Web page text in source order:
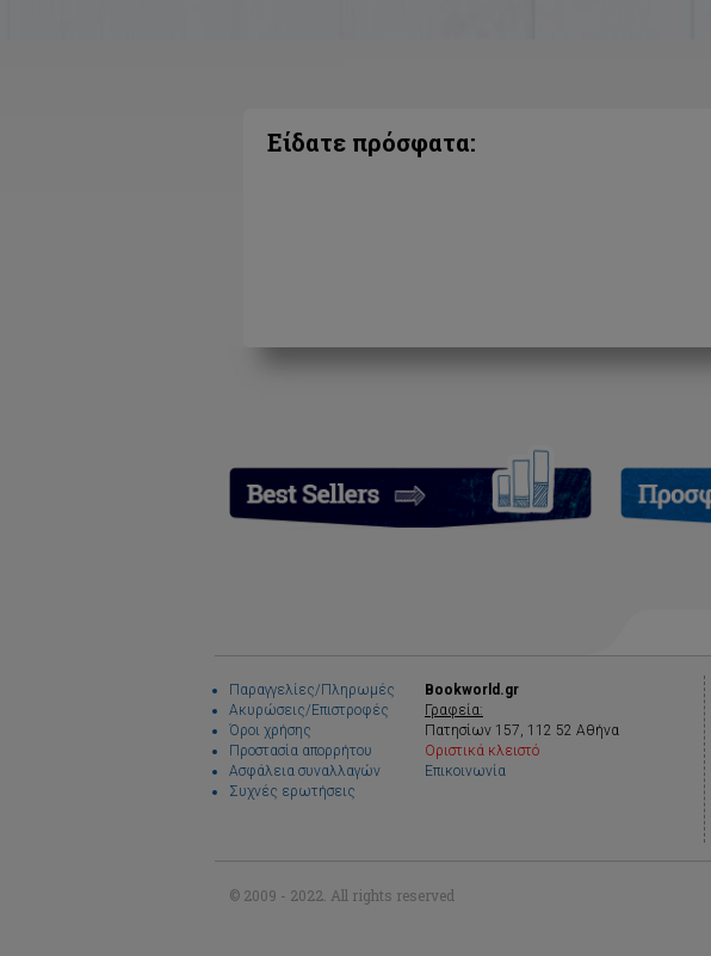
Είδατε πρόσφατα:
Παραγγελίες/Πληρωμές
Ακυρώσεις/Επιστροφές
Όροι χρήσης
Προστασία απορρήτου
Ασφάλεια συναλλαγών
Συχνές ερωτήσεις
Bookworld.gr
Γραφεία:
Πατησίων 157, 112 52 Αθήνα
Οριστικά κλειστό
Επικοινωνία
© 2009 - 2022. All rights reserved